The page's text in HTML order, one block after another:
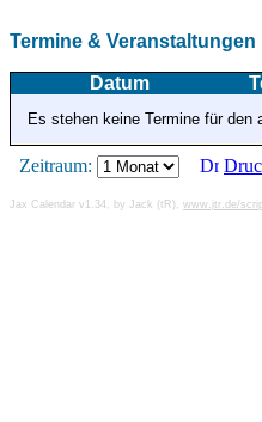
Termine & Veranstaltungen
Datum
Es stehen keine Termine für den
Zeitraum:
Jax Calendar v1.34, by Jack (tR), www.jtr.de/